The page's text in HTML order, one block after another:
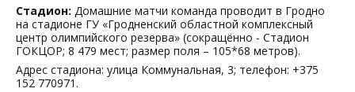
Стадион: Домашние матчи команда проводит в Гродно
на стадионе ГУ «Гродненский областной комплексный
центр олимпийского резерва» (сокращённо - Стадион
ГОКЦОР; 8 479 мест; размер поля – 105*68 метров).
Адрес стадиона: улица Коммунальная, 3; телефон: +375
152 770971.